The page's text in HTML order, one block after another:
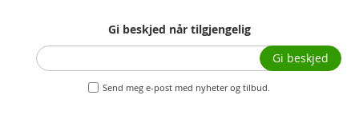
Gi beskjed når tilgjengelig
Send meg e-post med nyheter og tilbud.
Gi beskjed